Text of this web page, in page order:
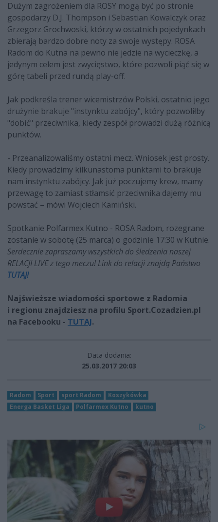
Dużym zagrożeniem dla ROSY mogą być po stronie
gospodarzy D.J. Thompson i Sebastian Kowalczyk oraz
Grzegorz Grochwoski, którzy w ostatnich pojedynkach
zbierają bardzo dobre noty za swoje występy. ROSA
Radom do Kutna na pewno nie jedzie na wycieczkę, a
jedynym celem jest zwycięstwo, które pozwoli piąć się w
górę tabeli przed rundą play-off.
Jak podkreśla trener wicemistrzów Polski, ostatnio jego
drużynie brakuje "instynktu zabójcy", który pozwoliłby
"dobić" przeciwnika, kiedy zespół prowadzi dużą różnicą
punktów.
- Przeanalizowaliśmy ostatni mecz. Wniosek jest prosty.
Kiedy prowadzimy kilkunastoma punktami to brakuje
nam instynktu zabójcy. Jak już poczujemy krew, mamy
przewagę to zamiast stłamsić przeciwnika dajemy mu
powstać – mówi Wojciech Kamiński.
Spotkanie Polfarmex Kutno - ROSA Radom, rozegrane
zostanie w sobotę (25 marca) o godzinie 17:30 w Kutnie.
Serdecznie zapraszamy wszystkich do śledzenia naszej
RELACJI LIVE z tego meczu! Link do relacji znajdą Państwo
TUTAJ!
Najświeższe wiadomości sportowe z Radomia
i regionu znajdziesz na profilu Sport.Cozadzien.pl
na Facebooku - TUTAJ.
Data dodania:
25.03.2017 20:03
Radom Sport sport Radom
Koszykówka
Energa Basket Liga
Polfarmex Kutno kutno